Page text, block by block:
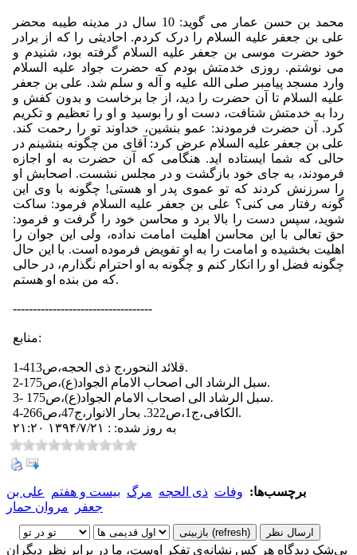
محمد بن حسن عمار می گوید: 10 سال در مدینه طیبه محضر
علی بن جعفر علیه السلام را درک کردم. احادیثی را که از برادر
خود حضرت موسی بن جعفر علیه السلام گرفته بود، شنیدم و
می نوشتم. روزی خدمتش بودم که حضرت جواد علیه السلام
وارد مسجد پیامبر صلی الله علیه و آله و سلم شد. علی بن جعفر
علیه السلام تا آن حضرت را دید، از جا برخاست و بدون کفش و
ردا به خدمتش شتافت، دست او را بوسید و او را تعظیم و تکریم
کرد. آن حضرت فرمودند: عمو بنشین، خداوند تو را رحمت کند.
علی بن جعفر علیه السلام عرض کرد: آقای من چگونه بنشینم در
حالی که شما ایستاده اید. هنگامی که آن حضرت به او اجازه
فرمودند، به جای خود بازگشت و در مجلس نشست. اصحابش او
را سرزنش کردند که تو عموی پدر او هستی! چگونه با وی این
گونه رفتار می کنی؟ علی بن جعفر علیه السلام فرمود: ساکت
شوید، سپس دست را بالا برد و محاسن خود را گرفت و فرمود:
حق تعالی با این محاسن اهلیت امامت نداده، ولی این جوان را
اهلیت بخشیده و امامت را به او تفویض فرموده است. با این حال
چگونه فضل او را انکار کنم و چگونه به او احترام نگذارم، در حالی
که من بنده او هستم.
-----------------------------------
منابع:
1-قلائد النحور،ج ذی الحجه،ص413.
2-سبل الرشاد الی اصحاب الامام الجواد(ع)،ص175.
3- سبل الرشاد الی اصحاب الامام الجواد(ع)،ص175.
4-الکافی،ج1،ص322. بحار الانوار،ج47،ص266.
به روز شده: : ۱۳۹۴/۷/۲۱ ۲۱:۲۰
برچسب‌ها: وفات ذی الحجه مرگ بیست و هفتم
علی بن
جعفر
مروان حمار
بی‌شک دیدگاه هر کس نشانه‌ی تفکر اوست، ما در برابر نظر دیگران